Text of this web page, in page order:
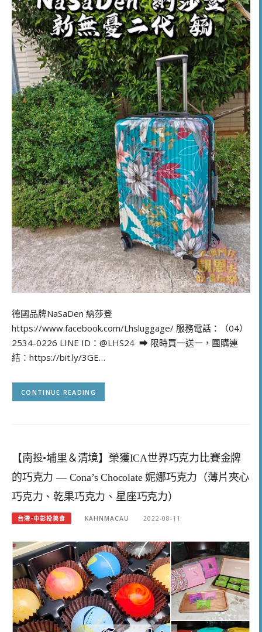
德國品牌NaSaDen 納莎登
https://www.facebook.com/Lhsluggage/ 服務電話：（04）
2534-0226 LINE ID：@LHS24 ➡ 限時買一送一，團購連
結：https://bit.ly/3GE…
CONTINUE READING
【南投•埔里＆清境】榮獲ICA世界巧克力比賽金牌
的巧克力 — Cona’s Chocolate 妮娜巧克力（薄片夾心
巧克力、乾果巧克力、星座巧克力）
台灣-中彰投美食 KAHNMACAU 2022-08-11